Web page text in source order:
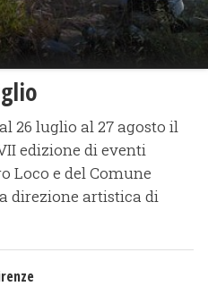
26 luglio al 27 agosto il
edizione di eventi
Loco e del Comune
direzione artistica di